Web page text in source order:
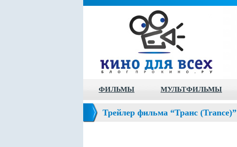
ФИЛЬМЫ МУЛЬТФИЛЬМЫ
Трейлер фильма “Транс (Trance)”